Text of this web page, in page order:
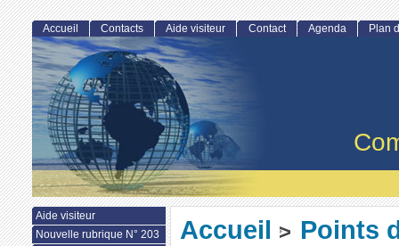
Accueil > Points
Accueil Contacts Aide visiteur Contact Agenda Plan
Aide visiteur
Nouvelle rubrique N° 203